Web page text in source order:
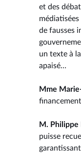
et des
de fausses
un texte à
apaisé…
Mme
M. Philippe
puisse